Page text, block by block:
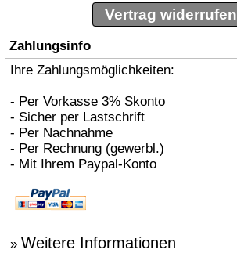
Vertrag widerrufen
Zahlungsinfo
Ihre Zahlungsmöglichkeiten:
- Per Vorkasse 3% Skonto
- Sicher per Lastschrift
- Per Nachnahme
- Per Rechnung (gewerbl.)
- Mit Ihrem Paypal-Konto
» Weitere Informationen